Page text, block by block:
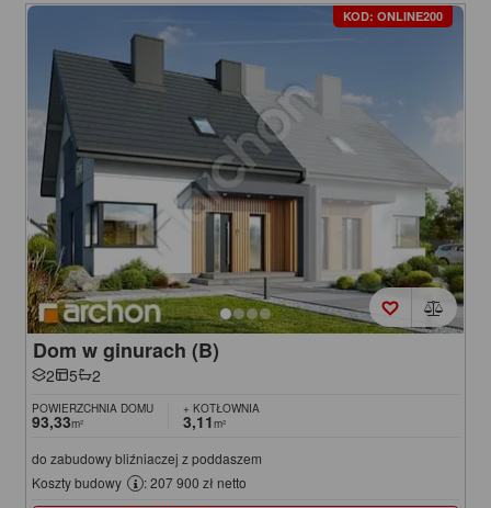
KOD: ONLINE200
Dom w ginurach (B)
2 5 2
POWIERZCHNIA DOMU
93,33m²
+ KOTŁOWNIA
3,11m²
do zabudowy bliźniaczej z poddaszem
Koszty budowy
: 207 900 zł netto